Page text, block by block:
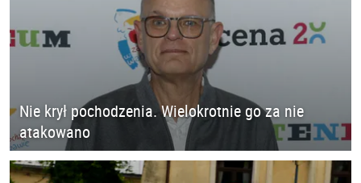
Nie krył pochodzenia. Wielokrotnie go za nie
atakowano